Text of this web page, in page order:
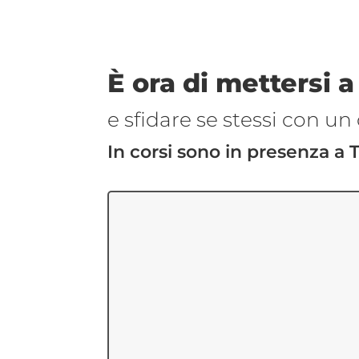
È ora di mettersi
e sfidare se stessi con
In corsi sono in presenza a